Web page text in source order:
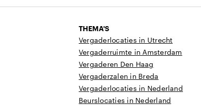
THEMA'S
Vergaderlocaties in Utrecht
Vergaderruimte in Amsterdam
Vergaderen Den Haag
Vergaderzalen in Breda
Vergaderlocaties in Nederland
Beurslocaties in Nederland